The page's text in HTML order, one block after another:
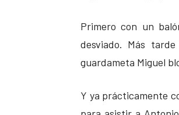
Primero con un
desviado. Más
guardameta Miguel
Y ya prácticamente